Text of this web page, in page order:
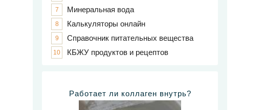
7 Минеральная вода
8 Калькуляторы онлайн
9 Справочник питательных вещества
10 КБЖУ продуктов и рецептов
Работает ли коллаген внутрь?